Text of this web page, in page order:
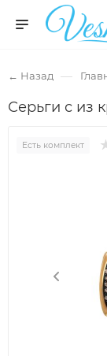
← Назад —
Серьги с из
Есть комплект